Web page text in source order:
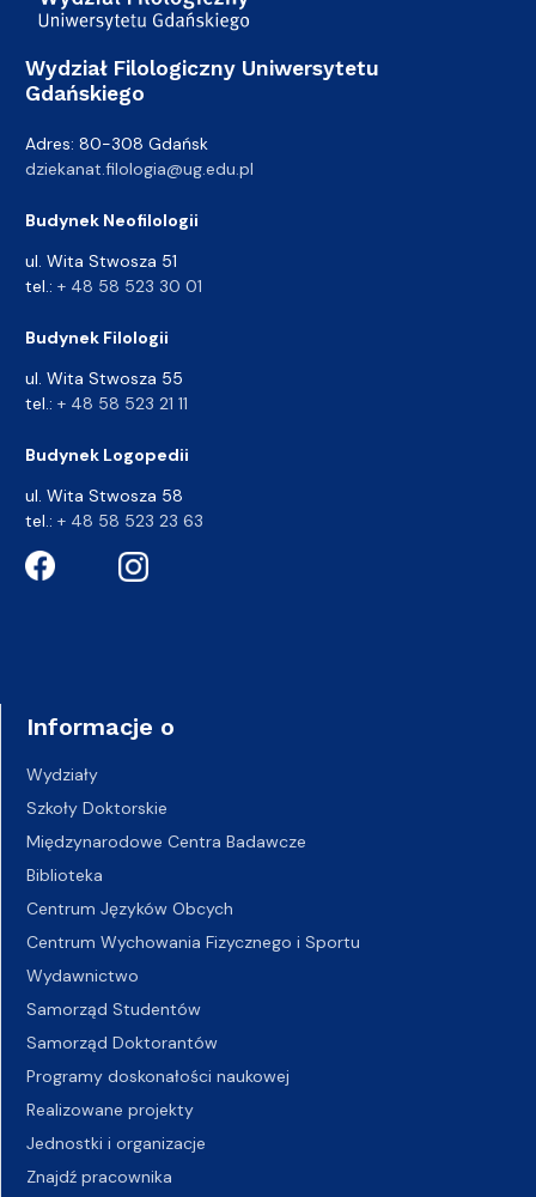
Wydział Filologiczny Uniwersytetu
Gdańskiego
Adres: 80-308 Gdańsk
dziekanat.filologia@ug.edu.pl
Budynek Neofilologii
ul. Wita Stwosza 51
tel.: + 48 58 523 30 01
Budynek Filologii
ul. Wita Stwosza 55
tel.: + 48 58 523 21 11
Budynek Logopedii
ul. Wita Stwosza 58
tel.: + 48 58 523 23 63
Informacje o
Wydziały
Szkoły Doktorskie
Międzynarodowe Centra Badawcze
Biblioteka
Centrum Języków Obcych
Centrum Wychowania Fizycznego i Sportu
Wydawnictwo
Samorząd Studentów
Samorząd Doktorantów
Programy doskonałości naukowej
Realizowane projekty
Jednostki i organizacje
Znajdź pracownika